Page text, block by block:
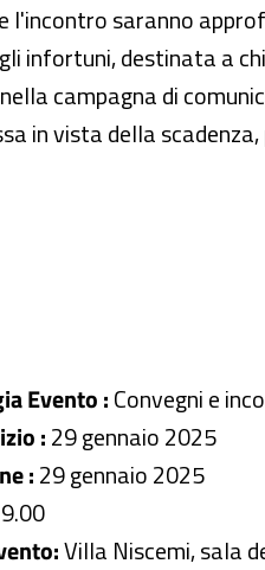
l'incontro saranno
infortuni, destinata a
campagna di
in vista della
Evento :Convegni e
:29 gennaio 2025
:29 gennaio 2025
9.00
Villa Niscemi, sala